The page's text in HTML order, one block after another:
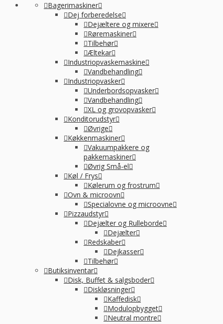
Bagerimaskiner
Dej forberedelse
Dejæltere og mixere
Røremaskiner
Tilbehør
Æltekar
Industriopvaskemaskine
Vandbehandling
Industriopvasker
Underbordsopvasker
Vandbehandling
XL og grovopvasker
Konditorudstyr
Øvrige
Køkkenmaskiner
Vakuumpakkere og
pakkemaskiner
Øvrig Små-el
Køl / Frys
Kølerum og frostrum
Ovn & microovn
Specialovne og microovne
Pizzaudstyr
Dejælter og Rulleborde
Dejælter
Redskaber
Dejkasser
Tilbehør
Butiksinventar
Disk, Buffet & salgsboder
Diskløsninger
Kaffedisk
Modulopbygget
Neutral montre